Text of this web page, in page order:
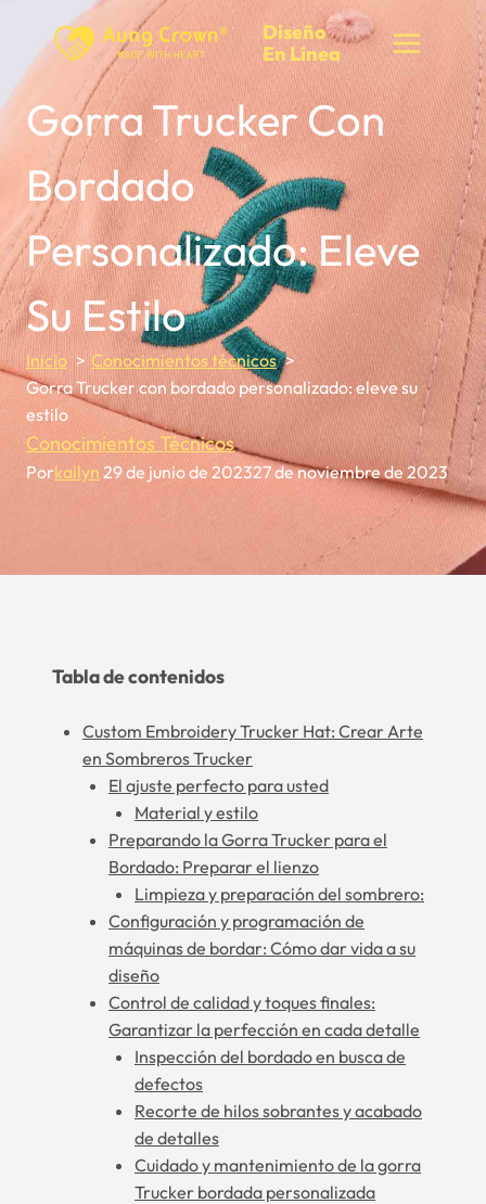
Contenido
Diseño
En Línea
Gorra Trucker Con
Bordado
Personalizado: Eleve
Su Estilo
Inicio
Conocimientos técnicos
Gorra Trucker con bordado personalizado: eleve su
estilo
Conocimientos Técnicos
Porkailyn 29 de junio de 202327 de noviembre de 2023
Tabla de contenidos
Custom Embroidery Trucker Hat: Crear Arte
en Sombreros Trucker
El ajuste perfecto para usted
Material y estilo
Preparando la Gorra Trucker para el
Bordado: Preparar el lienzo
Limpieza y preparación del sombrero:
Configuración y programación de
máquinas de bordar: Cómo dar vida a su
diseño
Control de calidad y toques finales:
Garantizar la perfección en cada detalle
Inspección del bordado en busca de
defectos
Recorte de hilos sobrantes y acabado
de detalles
Cuidado y mantenimiento de la gorra
Trucker bordada personalizada